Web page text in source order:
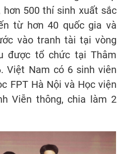
hơn 500 thí sinh xuất sắc
từ hơn 40 quốc gia và
vào tranh tài tại vòng
được tổ chức tại Thâm
Việt Nam có 6 sinh viên
FPT Hà Nội và Học viện
Viễn thông, chia làm 2